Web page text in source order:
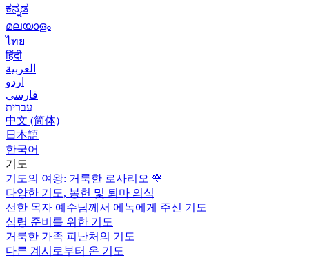
ಕನ್ನಡ
മലയാളം
ไทย
हिंदी
العربية
اردو
فارسی
עִברִית
中文 (简体)
日本語
한국어
기도
기도의 여왕: 거룩한 로사리오 🌹
다양한 기도, 봉헌 및 퇴마 의식
선한 목자 예수님께서 에녹에게 주신 기도
심령 준비를 위한 기도
거룩한 가족 피난처의 기도
다른 계시로부터 온 기도